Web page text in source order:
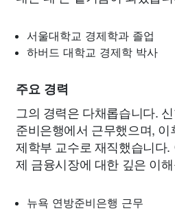
서울대학교 경제학과 졸업
하버드 대학교 경제학 박사
주요 경력
그의 경력은 다채롭습니다.
준비은행에서 근무했으며,
제학부 교수로 재직했습니다
제 금융시장에 대한 깊은 이
뉴욕 연방준비은행 근무